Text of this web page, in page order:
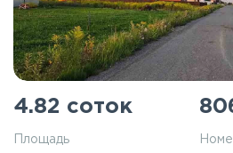
4.82 соток
Площадь